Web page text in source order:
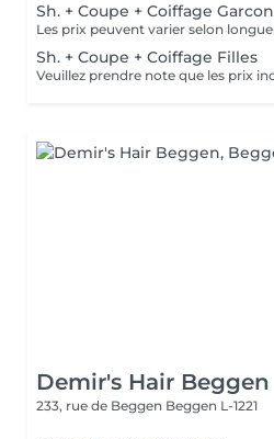
Sh. + Coupe + Coiffage Garcon
Sh. + Coupe + Coiffage Filles
Demir's Hair Beggen
233, rue de Beggen Beggen L-1221